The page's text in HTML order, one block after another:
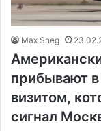
Max Sneg
прибывают
визитом,
сигнал